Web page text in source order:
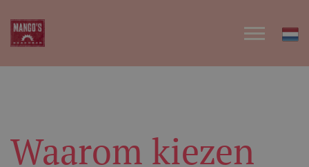
Waarom kiezen